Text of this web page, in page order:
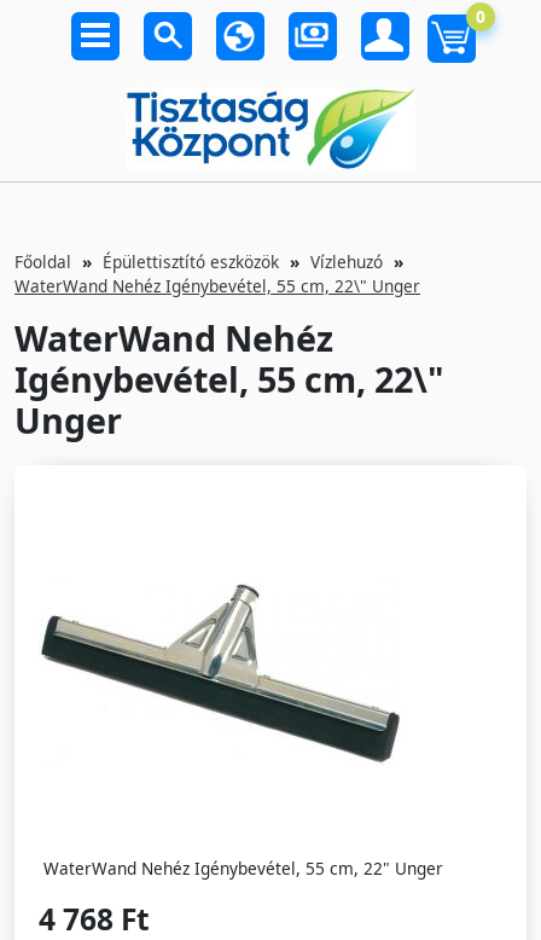
0
Főoldal Épülettisztító eszközök
Vízlehuzó
WaterWand Nehéz Igénybevétel, 55 cm, 22\" Unger
WaterWand Nehéz
Igénybevétel, 55 cm, 22\"
Unger
WaterWand Nehéz Igénybevétel, 55 cm, 22" Unger
4 768 Ft